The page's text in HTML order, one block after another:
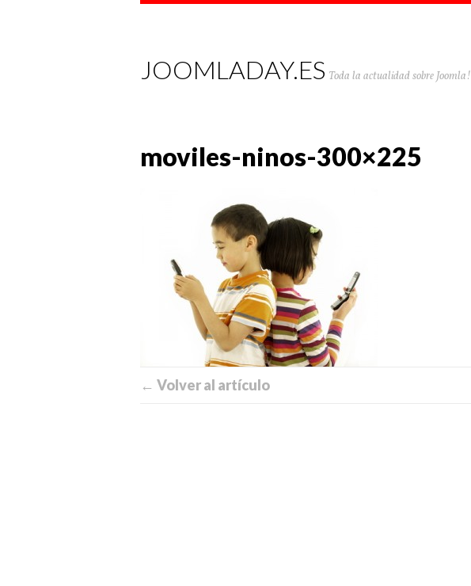
JOOMLADAY.ES Toda la actualidad sobre Joomla!
moviles-ninos-300×225
← Volver al artículo